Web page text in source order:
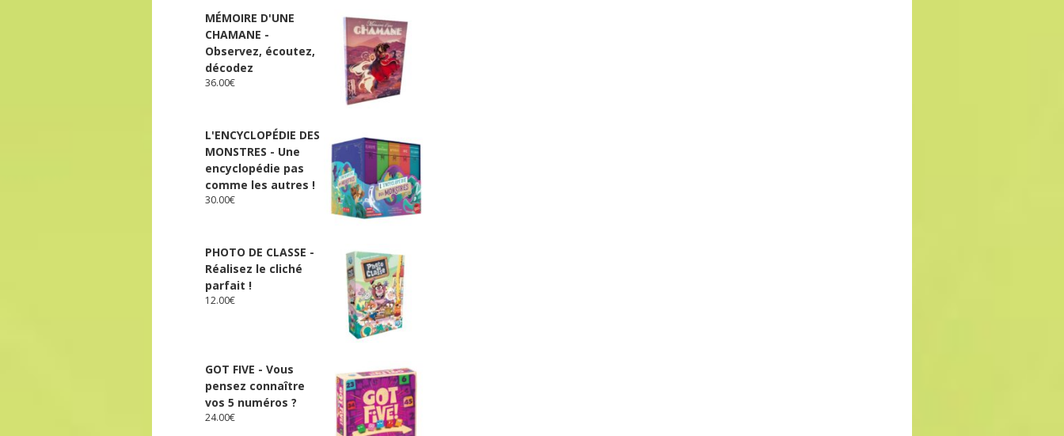
MÉMOIRE D'UNE
CHAMANE -
Observez, écoutez,
décodez
36.00€
L'ENCYCLOPÉDIE DES
MONSTRES - Une
encyclopédie pas
comme les autres !
30.00€
PHOTO DE CLASSE -
Réalisez le cliché
parfait !
12.00€
GOT FIVE - Vous
pensez connaître
vos 5 numéros ?
24.00€